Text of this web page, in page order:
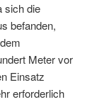
sich die
befanden,
Meter vor
Einsatz
erforderlich